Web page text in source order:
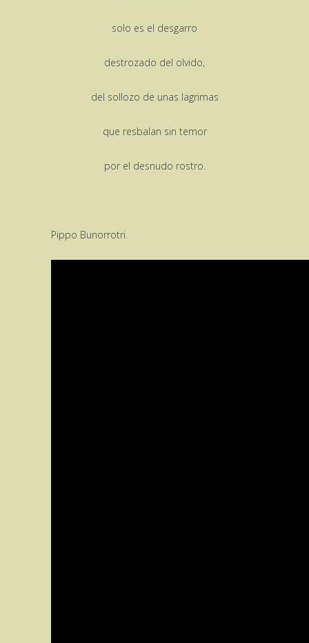
solo es el desgarro
destrozado del olvido,
del sollozo de unas lagrimas
que resbalan sin temor
por el desnudo rostro.
Pippo Bunorrotri.